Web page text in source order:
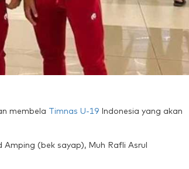
membela Timnas U-19 Indonesia yang akan
(bek sayap), Muh Rafli Asrul